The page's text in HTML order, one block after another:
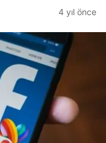
4 yıl önce